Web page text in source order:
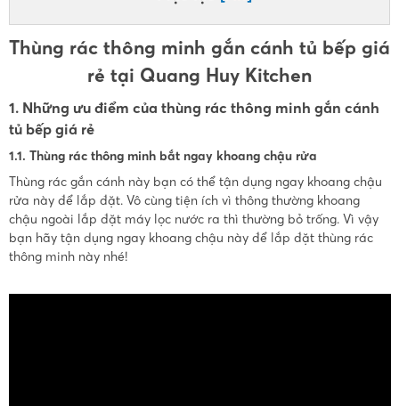
Thùng rác thông minh gắn cánh tủ bếp giá
rẻ tại Quang Huy Kitchen
1. Những ưu điểm của thùng rác thông minh gắn cánh
tủ bếp giá rẻ
1.1. Thùng rác thông minh bắt ngay khoang chậu rửa
Thùng rác gắn cánh này bạn có thể tận dụng ngay khoang chậu
rửa này để lắp đặt. Vô cùng tiện ích vì thông thường khoang
chậu ngoài lắp đặt máy lọc nước ra thì thường bỏ trống. Vì vậy
bạn hãy tận dụng ngay khoang chậu này để lắp đặt thùng rác
thông minh này nhé!